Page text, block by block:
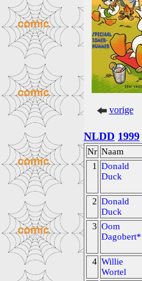
vorige
NLDD 1999
Nr Naam
1
Donald
Duck
2 Donald
Duck
3 Oom
Dagobert*
4 Willie
Wortel